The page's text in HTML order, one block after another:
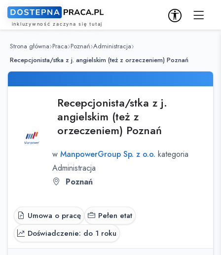
Strona główna Praca Poznań Administracja
Recepcjonista/stka z j. angielskim (też z orzeczeniem) Poznań
Recepcjonista/stka z j.
angielskim (też z
orzeczeniem) Poznań
w ManpowerGroup Sp. z o.o. kategoria
Administracja
Poznań
Umowa o pracę
Pełen etat
Doświadczenie: do 1 roku